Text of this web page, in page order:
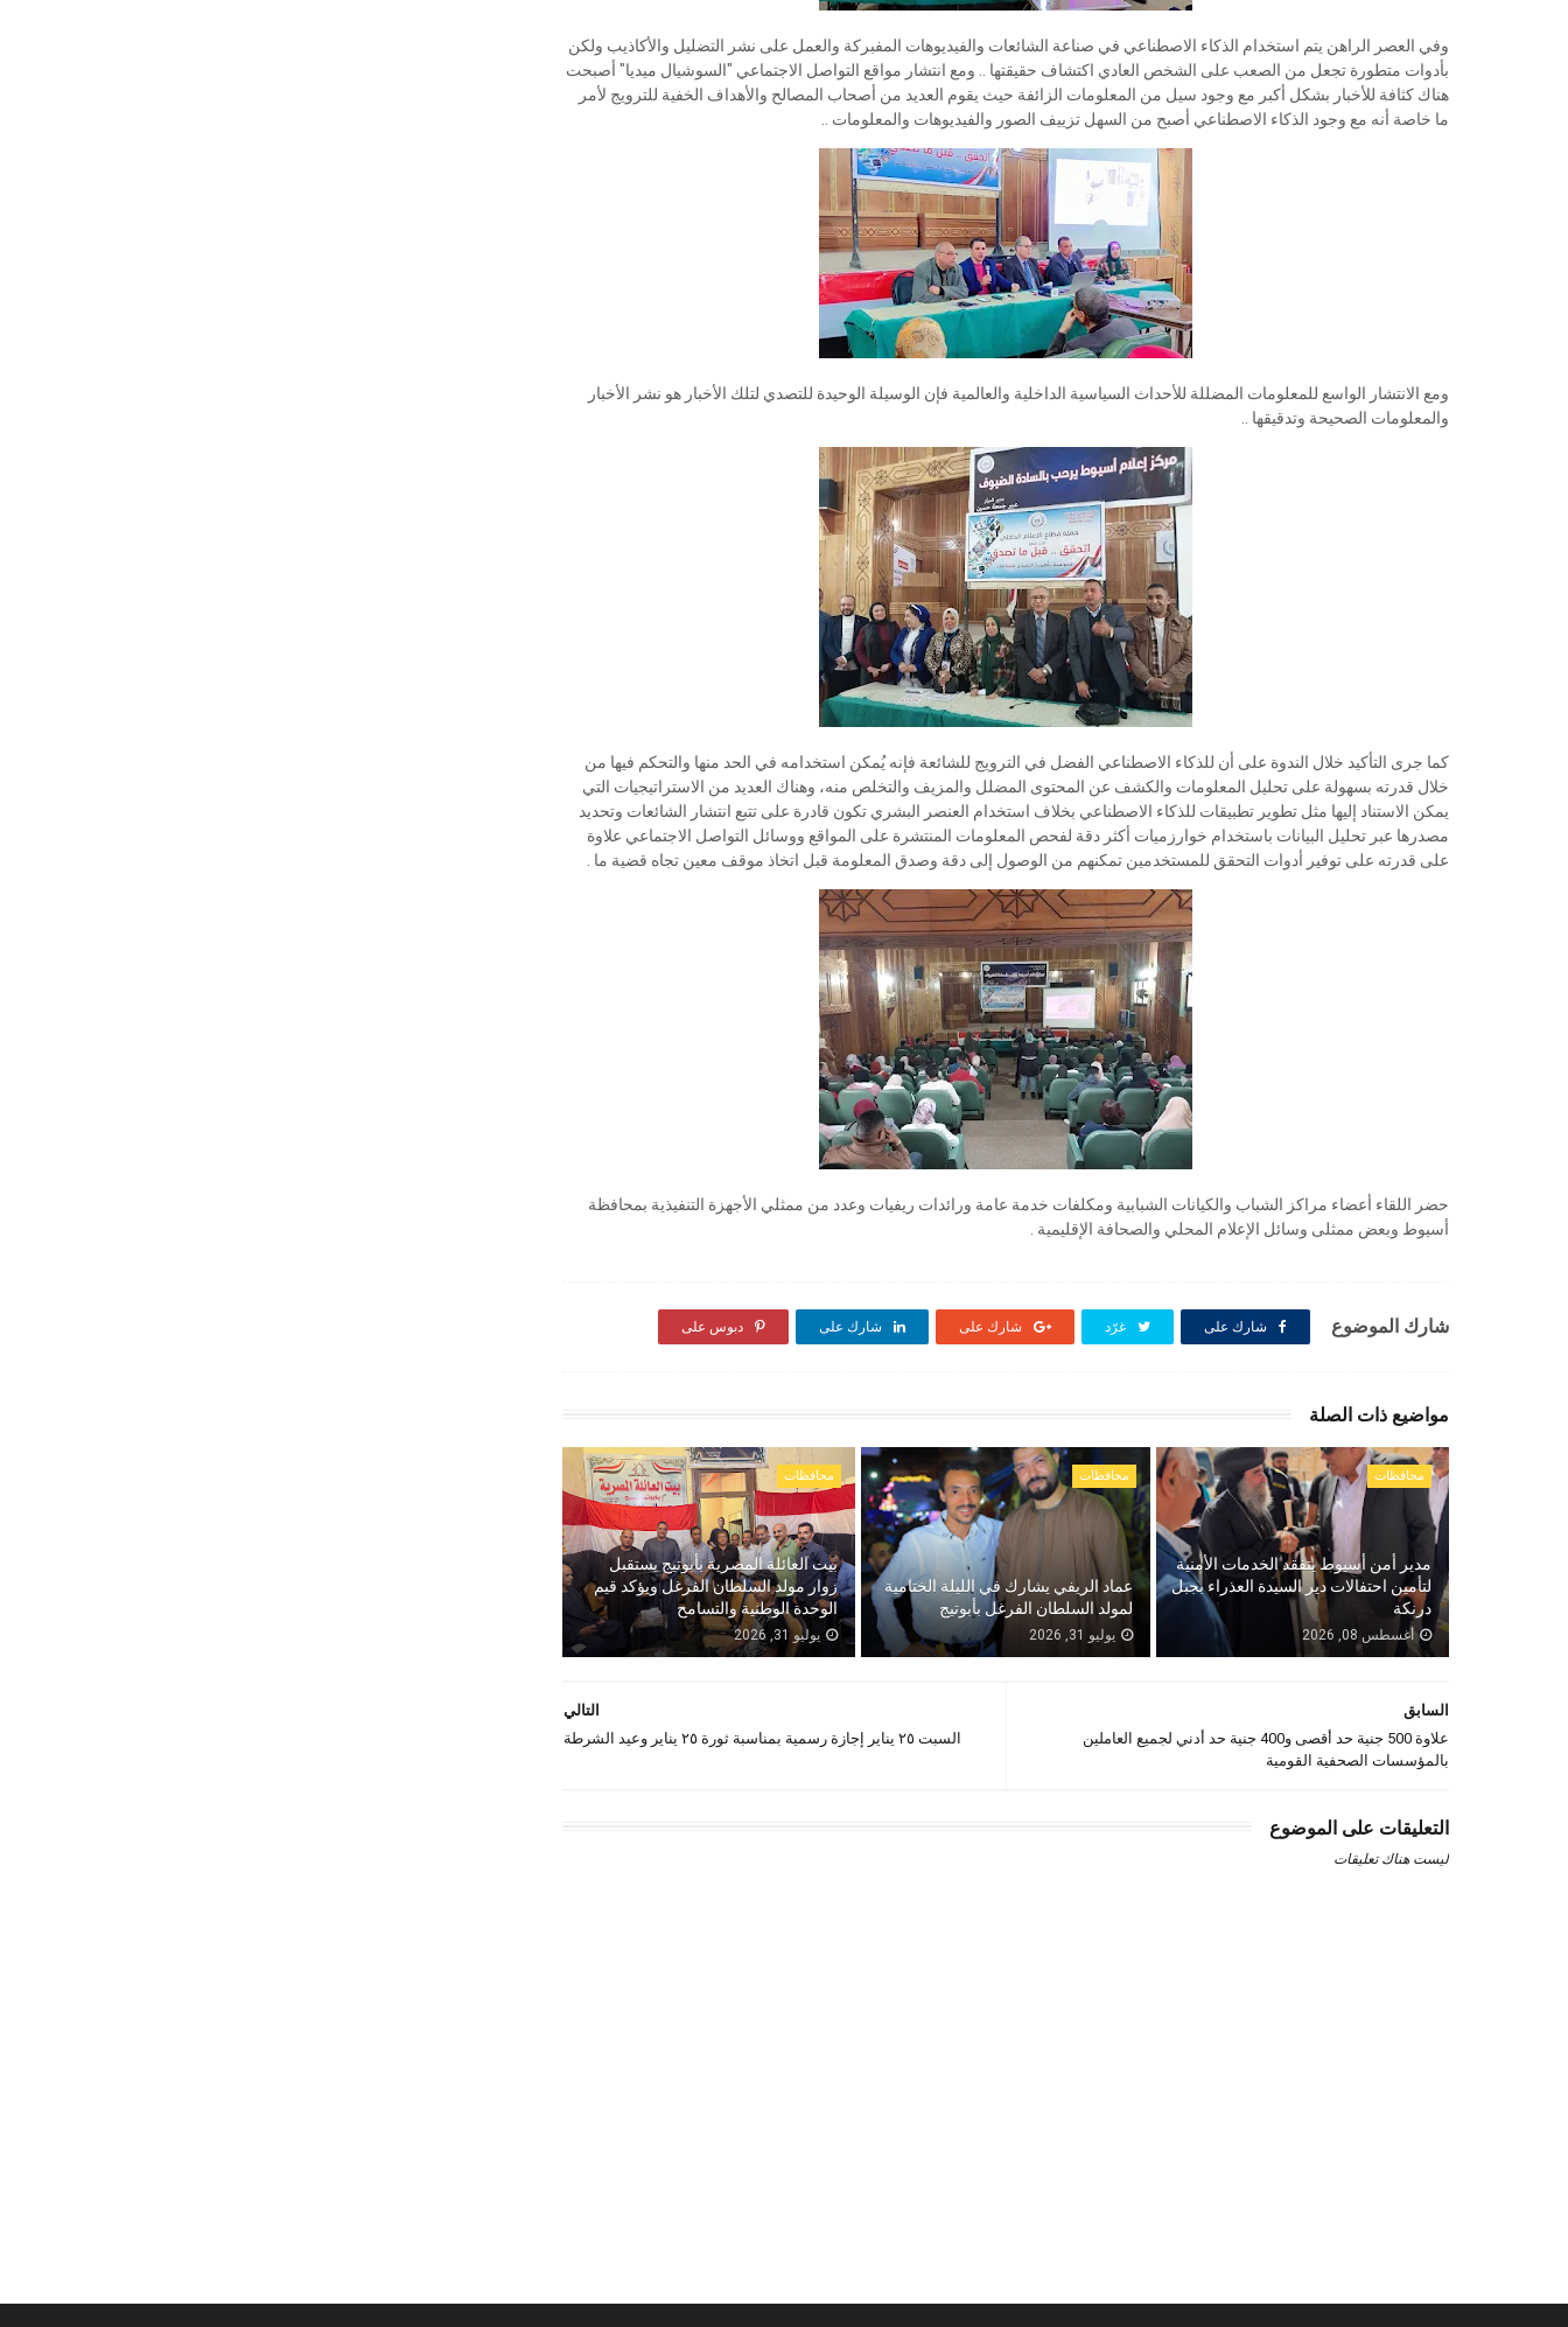
وفي العصر الراهن يتم استخدام الذكاء الاصطناعي في صناعة الشائعات والفيديوهات المفبركة والعمل على نشر التضليل والأكاذيب ولكن
بأدوات متطورة تجعل من الصعب على الشخص العادي اكتشاف حقيقتها .. ومع انتشار مواقع التواصل الاجتماعي "السوشيال ميديا" أصبحت
هناك كثافة للأخبار بشكل أكبر مع وجود سيل من المعلومات الزائفة حيث يقوم العديد من أصحاب المصالح والأهداف الخفية للترويج لأمر
ما خاصة أنه مع وجود الذكاء الاصطناعي أصبح من السهل تزييف الصور والفيديوهات والمعلومات ..
ومع الانتشار الواسع للمعلومات المضللة للأحداث السياسية الداخلية والعالمية فإن الوسيلة الوحيدة للتصدي لتلك الأخبار هو نشر الأخبار
والمعلومات الصحيحة وتدقيقها ..
كما جرى التأكيد خلال الندوة على أن للذكاء الاصطناعي الفضل في الترويج للشائعة فإنه يُمكن استخدامه في الحد منها والتحكم فيها من
خلال قدرته بسهولة على تحليل المعلومات والكشف عن المحتوى المضلل والمزيف والتخلص منه، وهناك العديد من الاستراتيجيات التي
يمكن الاستناد إليها مثل تطوير تطبيقات للذكاء الاصطناعي بخلاف استخدام العنصر البشري تكون قادرة على تتبع انتشار الشائعات وتحديد
مصدرها عبر تحليل البيانات باستخدام خوارزميات أكثر دقة لفحص المعلومات المنتشرة على المواقع ووسائل التواصل الاجتماعي علاوة
على قدرته على توفير أدوات التحقق للمستخدمين تمكنهم من الوصول إلى دقة وصدق المعلومة قبل اتخاذ موقف معين تجاه قضية ما .
حضر اللقاء أعضاء مراكز الشباب والكيانات الشبابية ومكلفات خدمة عامة ورائدات ريفيات وعدد من ممثلي الأجهزة التنفيذية بمحافظة
أسيوط وبعض ممثلى وسائل الإعلام المحلي والصحافة الإقليمية .
شارك الموضوع شارك على غرّد شارك على شارك على دبوس على
مواضيع ذات الصلة
محافظات
مدير أمن أسيوط يتفقد الخدمات الأمنية
لتأمين احتفالات دير السيدة العذراء بجبل
درنكة
أغسطس 08, 2026
محافظات
عماد الريفي يشارك في الليلة الختامية
لمولد السلطان الفرغل بأبوتيج
يوليو 31, 2026
محافظات
بيت العائلة المصرية بأبوتيج يستقبل
زوار مولد السلطان الفرغل ويؤكد قيم
الوحدة الوطنية والتسامح
يوليو 31, 2026
التالي
السبت ٢٥ يناير إجازة رسمية بمناسبة ثورة ٢٥ يناير وعيد الشرطة
السابق
علاوة 500 جنية حد أقصى و400 جنية حد أدني لجميع العاملين
بالمؤسسات الصحفية القومية
التعليقات على الموضوع
ليست هناك تعليقات